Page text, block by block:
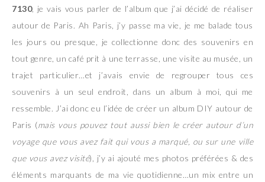
7130, je vais vous parler de l’album que j’ai décidé de réaliser
autour de Paris. Ah Paris, j’y passe ma vie, je me balade tous
les jours ou presque, je collectionne donc des souvenirs en
tout genre, un café prit à une terrasse, une visite au musée, un
trajet particulier…et j’avais envie de regrouper tous ces
souvenirs à un seul endroit, dans un album à moi, qui me
ressemble. J’ai donc eu l’idée de créer un album DIY autour de
Paris (mais vous pouvez tout aussi bien le créer autour d’un
voyage que vous avez fait qui vous a marqué, ou sur une ville
que vous avez visité), j’y ai ajouté mes photos préférées & des
éléments marquants de ma vie quotidienne…un mix entre un